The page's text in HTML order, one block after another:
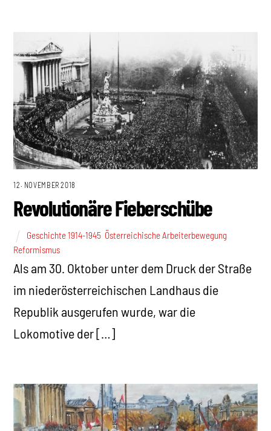
12. NOVEMBER 2018
Revolutionäre Fieberschübe
Geschichte 1914-1945 Österreichische Arbeiterbewegung
Reformismus
Als am 30. Oktober unter dem Druck der Straße
im niederösterreichischen Landhaus die
Republik ausgerufen wurde, war die
Lokomotive der […]